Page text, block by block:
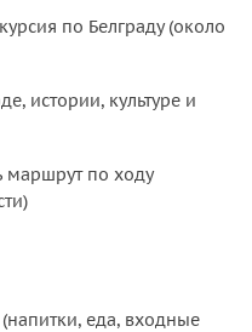
по Белграду (около
истории, культуре и
маршрут по ходу
еда, входные